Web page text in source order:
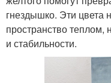
гнездышко. Эти цвета
пространство
и стабильности.